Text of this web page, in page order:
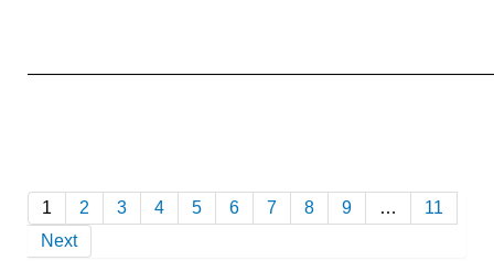
1 2 3 4 5 6 7 8 9 …
11
Next